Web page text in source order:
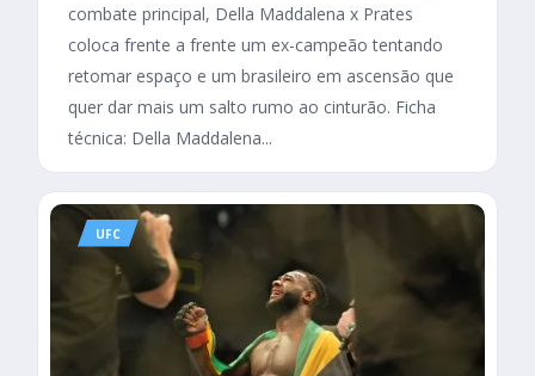
combate principal, Della Maddalena x Prates
coloca frente a frente um ex-campeão tentando
retomar espaço e um brasileiro em ascensão que
quer dar mais um salto rumo ao cinturão. Ficha
técnica: Della Maddalena...
UFC